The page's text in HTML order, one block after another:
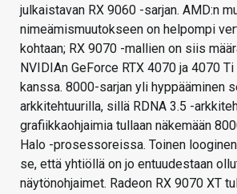
julkaistavan RX 9060 -sarjan. AMD:n
nimeämismuutokseen on helpompi
kohtaan; RX 9070 -mallien on siis
NVIDIAn GeForce RTX 4070 ja 4070
kanssa. 8000-sarjan yli hyppääminen
arkkitehtuurilla, sillä RDNA 3.5 -
grafiikkaohjaimia tullaan näkemään
Halo -prosessoreissa. Toinen
se, että yhtiöllä on jo entuudestaan
näytönohjaimet. Radeon RX 9070 XT